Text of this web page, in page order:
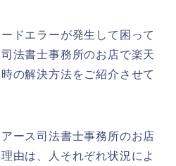
ドエラーが発生して困って
法書士事務所のお店で楽天
の解決方法をご紹介させて
ース司法書士事務所のお店
由は、人それぞれ状況によ